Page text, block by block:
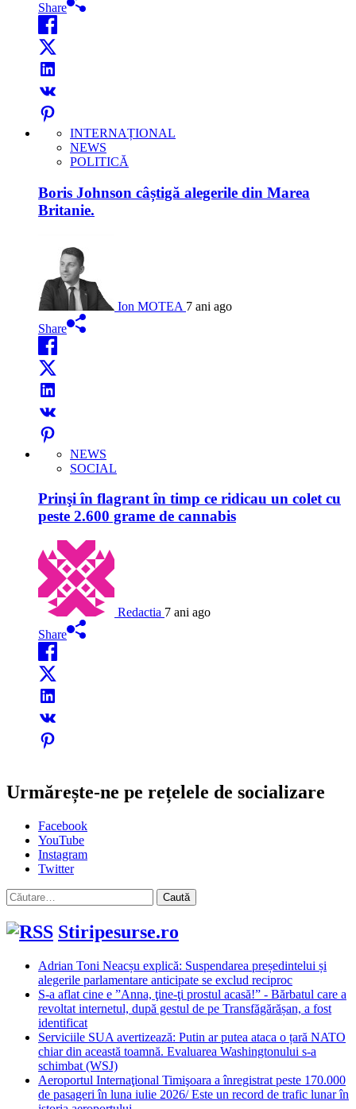
Share
INTERNAȚIONAL
NEWS
POLITICĂ
Boris Johnson câștigă alegerile din Marea
Britanie.
Ion MOTEA 7 ani ago
Share
NEWS
SOCIAL
Prinşi în flagrant în timp ce ridicau un colet cu
peste 2.600 grame de cannabis
Redactia 7 ani ago
Share
Urmărește-ne pe rețelele de socializare
Facebook
YouTube
Instagram
Twitter
Caută
după:
Stiripesurse.ro
Adrian Toni Neacșu explică: Suspendarea președintelui și
alegerile parlamentare anticipate se exclud reciproc
S-a aflat cine e ”Anna, ţine-ţi prostul acasă!” - Bărbatul care a
revoltat internetul, după gestul de pe Transfăgărășan, a fost
identificat
Serviciile SUA avertizează: Putin ar putea ataca o țară NATO
chiar din această toamnă. Evaluarea Washingtonului s-a
schimbat (WSJ)
Aeroportul Internaţional Timişoara a înregistrat peste 170.000
de pasageri în luna iulie 2026/ Este un record de trafic lunar în